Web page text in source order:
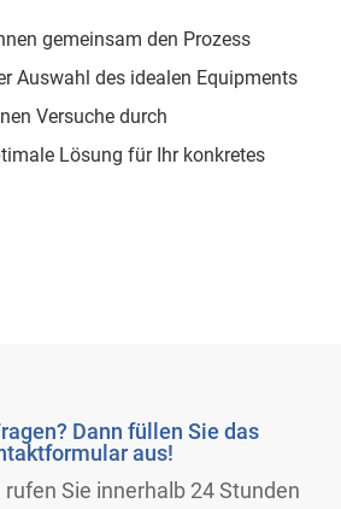
gemeinsam den Prozess
Auswahl des idealen Equipments
Versuche durch
Lösung für Ihr konkretes
Dann füllen Sie das
aus!
Sie innerhalb 24 Stunden